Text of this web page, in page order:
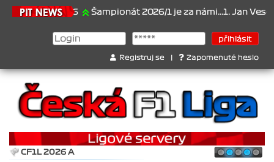
Šampionát 2026/1 je za námi...1. Jan Veselý , 2. Jan
Registruj se Zapomenuté heslo
CF1L 2026 A